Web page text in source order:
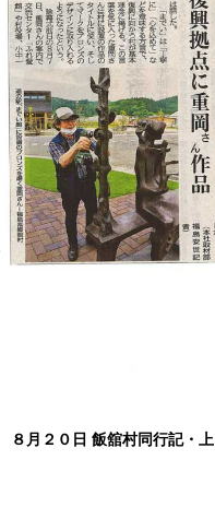
８月２０日 飯舘村同行記・上